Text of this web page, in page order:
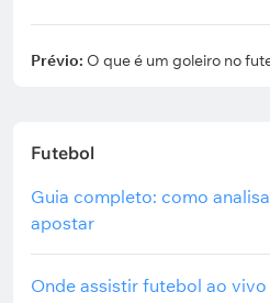
Prévio: O que é um goleiro no
Futebol
Guia completo: como
apostar
Onde assistir futebol ao vivo